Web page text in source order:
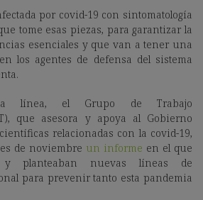
por covid-19 con sintomatología
tome esas piezas, para garantizar la
esenciales y que van a tener una
los agentes de defensa del sistema
línea, el
Grupo de Trabajo
que asesora y apoya al Gobierno
relacionadas con la covid-19,
de noviembre un informe en el que
y planteaban nuevas líneas de
para prevenir tanto esta pandemia